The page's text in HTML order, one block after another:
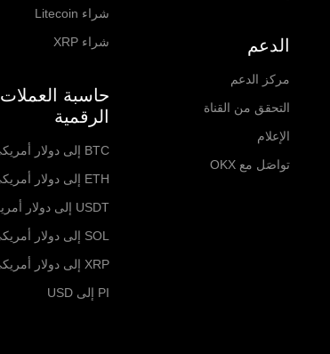
الدعم
مركز الدعم
التحقق من القناة
الإعلام
تواصَل مع OKX
شراء Litecoin
شراء XRP
حاسبة العملات
الرقمية
BTC إلى دولار أمريكي
ETH إلى دولار أمريكي
USDT إلى دولار أمريكي
SOL إلى دولار أمريكي
XRP إلى دولار أمريكي
PI إلى USD